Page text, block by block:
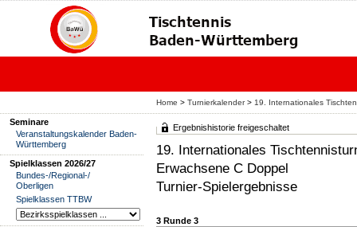
Home > Turnierkalender> 19. Internationales
Seminare
Veranstaltungskalender Baden-
Württemberg
Spielklassen 2026/27
Bundes-/Regional-/
Oberligen
Spielklassen TTBW
Ergebnishistorie freigeschaltet
19. Internationales
Erwachsene C Doppel
Turnier-Spielergebnisse
3 Runde 3